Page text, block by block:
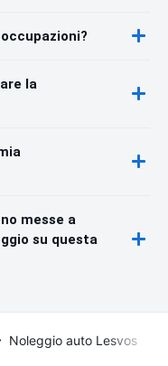
la
messe a
su questa
Noleggio auto Lesvos